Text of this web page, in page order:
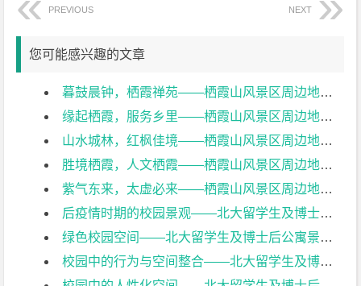
PREVIOUS NEXT
您可能感兴趣的文章
暮鼓晨钟，栖霞禅苑——栖霞山风景区周边地块景观设计开题报告
缘起栖霞，服务乡里——栖霞山风景区周边地块景观设计开题报告
山水城林，红枫佳境——栖霞山风景区周边地块景观设计开题报告
胜境栖霞，人文栖霞——栖霞山风景区周边地块景观设计开题报告
紫气东来，太虚必来——栖霞山风景区周边地块景观设计开题报告
后疫情时期的校园景观——北大留学生及博士后公寓景观设计开题报告
绿色校园空间——北大留学生及博士后公寓景观设计开题报告
校园中的行为与空间整合——北大留学生及博士后公寓景观设计开题报告